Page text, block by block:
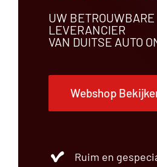
UW BETROUWBARE
LEVERANCIER
VAN DUITSE AUTO
Webshop
Ruim en